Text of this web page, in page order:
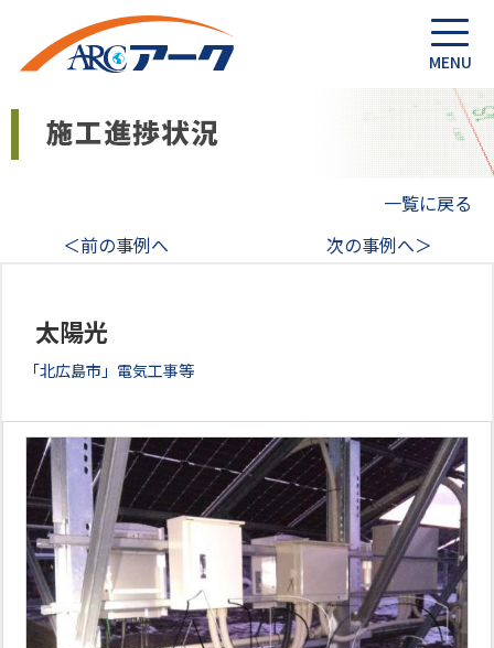
一覧に戻る
＜前の事例へ
次の事例へ＞
太陽光
「北広島市」電気工事等